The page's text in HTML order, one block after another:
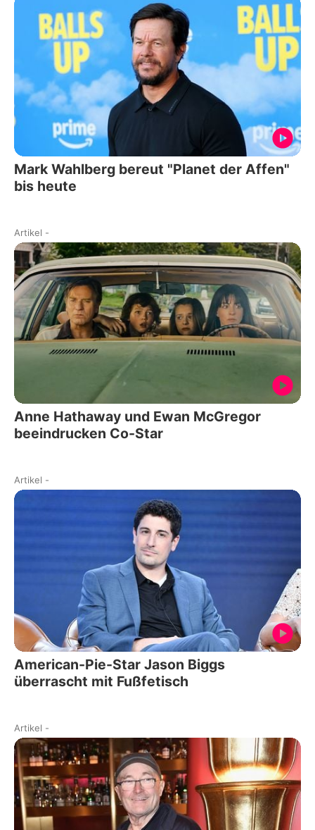
Mark Wahlberg bereut "Planet der Affen"
bis heute
Artikel -
Anne Hathaway und Ewan McGregor
beeindrucken Co-Star
Artikel -
American-Pie-Star Jason Biggs
überrascht mit Fußfetisch
Artikel -